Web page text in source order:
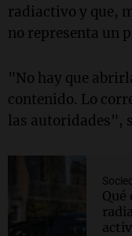
radiactivo y que,
no representa un
"No hay que
contenido. Lo
las autoridades",
Qué